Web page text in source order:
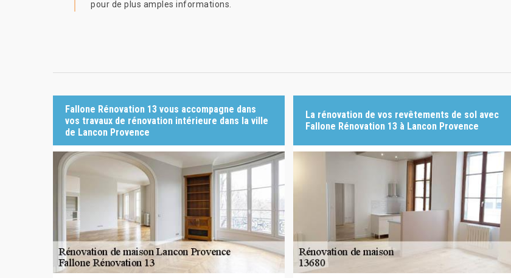
pour de plus amples informations.
Fallone Rénovation 13 vous accompagne dans
vos travaux de rénovation intérieure dans la ville
de Lancon Provence
La rénovation de vos revêtements de sol avec
Fallone Rénovation 13 à Lancon Provence